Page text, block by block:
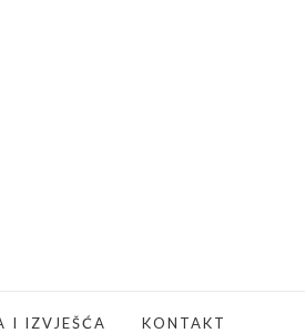
I IZVJEŠĆA KONTAKT